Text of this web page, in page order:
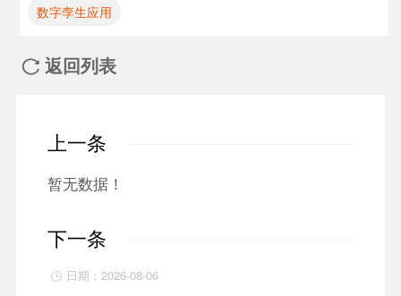
数字孪生应用
 返回列表
上一条
暂无数据！
下一条
 日期：2026-08-06